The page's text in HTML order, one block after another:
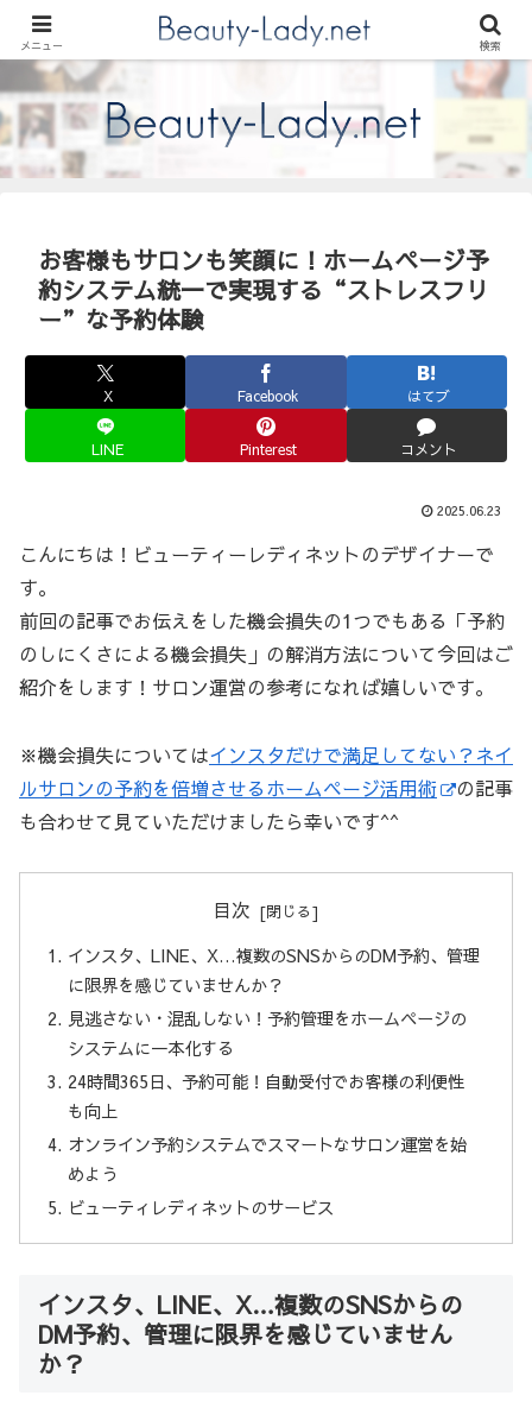
美容室・ネイルサロンのホームページ制作、Beauty-lady.net（ビューティレデ
ィネット）の制作実績やキャンペーン情報、スタッフコラムをお届けします。
お客様もサロンも笑顔に！ホームページ予
約システム統一で実現する“ストレスフリ
ー”な予約体験
X Facebook はてブ
LINE Pinterest コメント
2025.06.23
こんにちは！ビューティーレディネットのデザイナーで
す。
前回の記事でお伝えをした機会損失の1つでもある「予約
のしにくさによる機会損失」の解消方法について今回はご
紹介をします！サロン運営の参考になれば嬉しいです。
※機会損失についてはインスタだけで満足してない？ネイ
ルサロンの予約を倍増させるホームページ活用術
の記事
も合わせて見ていただけましたら幸いです^^
目次
インスタ、LINE、X…複数のSNSからのDM予約、管理
に限界を感じていませんか？
見逃さない・混乱しない！予約管理をホームページの
システムに一本化する
24時間365日、予約可能！自動受付でお客様の利便性
も向上
オンライン予約システムでスマートなサロン運営を始
めよう
ビューティレディネットのサービス
インスタ、LINE、X…複数のSNSからの
DM予約、管理に限界を感じていません
か？
メニュー 検索